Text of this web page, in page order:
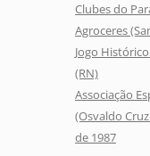
Clubes do
Agroceres
Jogo
(RN)
Associação
(Osvaldo
de 1987